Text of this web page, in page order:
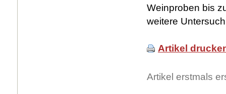
Weinproben bis
weitere
Artikel
Artikel erstmals